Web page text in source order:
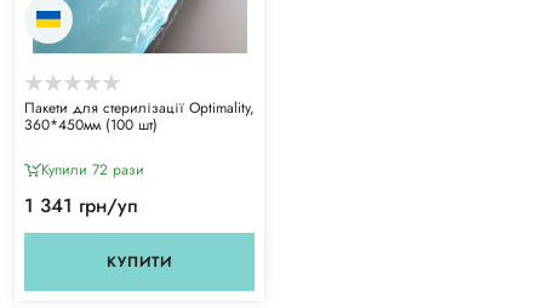
Пакети для стерилізації Optimality,
360*450мм (100 шт)
Купили 72 рази
1 341 грн/уп
КУПИТИ